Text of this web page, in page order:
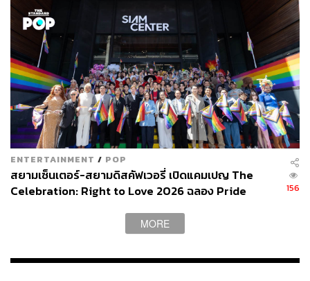
ENTERTAINMENT / POP
สยามเซ็นเตอร์-สยามดิสคัฟเวอรี่ เปิดแคมเปญ The
Celebration: Right to Love 2026 ฉลอง Pride
156
MORE